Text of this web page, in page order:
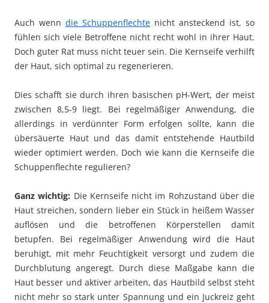
Auch wenn die Schuppenflechte nicht ansteckend ist, so
fühlen sich viele Betroffene nicht recht wohl in ihrer Haut.
Doch guter Rat muss nicht teuer sein. Die Kernseife verhilft
der Haut, sich optimal zu regenerieren.
Dies schafft sie durch ihren basischen pH-Wert, der meist
zwischen 8,5-9 liegt. Bei regelmäßiger Anwendung, die
allerdings in verdünnter Form erfolgen sollte, kann die
übersäuerte Haut und das damit entstehende Hautbild
wieder optimiert werden. Doch wie kann die Kernseife die
Schuppenflechte regulieren?
Ganz wichtig: Die Kernseife nicht im Rohzustand über die
Haut streichen, sondern lieber ein Stück in heißem Wasser
auflösen und die betroffenen Körperstellen damit
betupfen. Bei regelmäßiger Anwendung wird die Haut
beruhigt, mit mehr Feuchtigkeit versorgt und zudem die
Durchblutung angeregt. Durch diese Maßgabe kann die
Haut besser und aktiver arbeiten, das Hautbild selbst steht
nicht mehr so stark unter Spannung und ein Juckreiz geht